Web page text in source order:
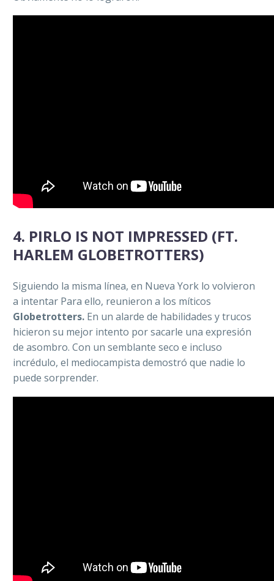
4. PIRLO IS NOT IMPRESSED (FT.
HARLEM GLOBETROTTERS)
Siguiendo la misma línea, en Nueva York lo volvieron
a intentar Para ello, reunieron a los míticos
Globetrotters. En un alarde de habilidades y trucos
hicieron su mejor intento por sacarle una expresión
de asombro. Con un semblante seco e incluso
incrédulo, el mediocampista demostró que nadie lo
puede sorprender.